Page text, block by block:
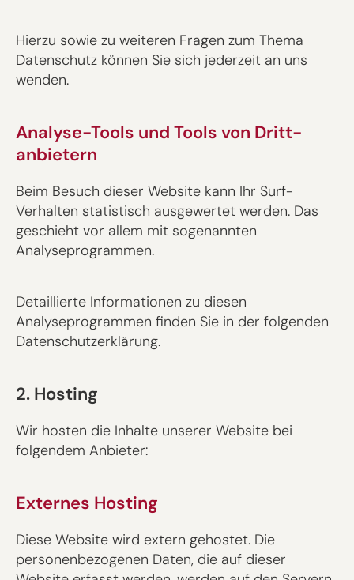
Hierzu sowie zu weiteren Fragen zum Thema
Datenschutz können Sie sich jederzeit an uns
wenden.
Analyse-Tools und Tools von Dritt­
anbietern
Beim Besuch dieser Website kann Ihr Surf-
Verhalten statistisch ausgewertet werden. Das
geschieht vor allem mit sogenannten
Analyseprogrammen.
Detaillierte Informationen zu diesen
Analyseprogrammen finden Sie in der folgenden
Datenschutzerklärung.
2. Hosting
Wir hosten die Inhalte unserer Website bei
folgendem Anbieter:
Externes Hosting
Diese Website wird extern gehostet. Die
personenbezogenen Daten, die auf dieser